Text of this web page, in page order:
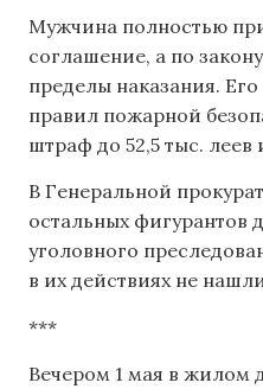
Мужчина полностью
соглашение, а по
пределы наказания.
правил пожарной
штраф до 52,5 тыс.
В Генеральной
остальных фигурантов
уголовного
в их действиях не
***
Вечером 1 мая в жилом